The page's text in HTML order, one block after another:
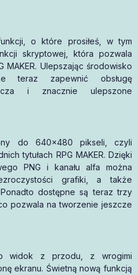
o które prosiłeś, w tym
skryptowej, która pozwala
MAKER. Ulepszając środowisko
teraz zapewnić obsługę
i znacznie ulepszone
do 640x480 pikseli, czyli
tytułach RPG MAKER. Dzięki
PNG i kanału alfa można
grafiki, a także
dostępne są teraz trzy
pozwala na tworzenie jeszcze
widok z przodu, z wrogimi
ekranu. Świetną nową funkcją